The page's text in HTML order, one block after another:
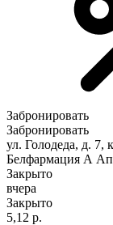
Забронировать
Забронировать
ул. Голодеда, д. 7,
Белфармация А
Закрыто
вчера
Закрыто
5,12 р.